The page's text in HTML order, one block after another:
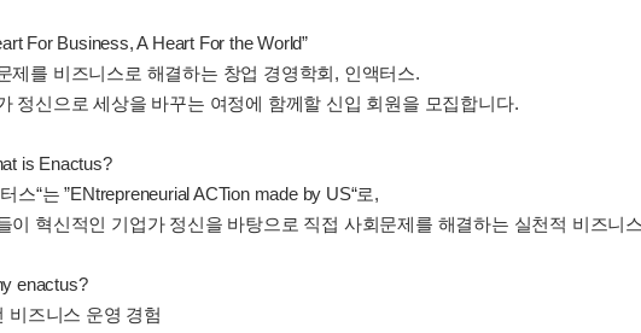
For Business, A Heart For the World”
제를 비즈니스로 해결하는 창업 경영학회, 인액터스.
정신으로 세상을 바꾸는 여정에 함께할 신입 회원을 모집합니다.
is Enactus?
스“는 ”ENtrepreneurial ACTion made by US“로,
이 혁신적인 기업가 정신을 바탕으로 직접 사회문제를 해결하는 실천적 비즈니
enactus?
비즈니스 운영 경험